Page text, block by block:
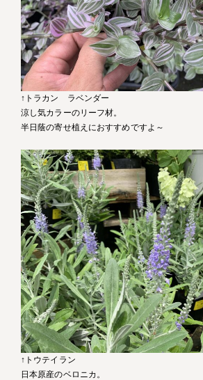
↑トラカン ラベンダー
涼し気カラーのリーフ材。
半日蔭の寄せ植えにおすすめですよ～
↑トウテイラン
日本原産のベロニカ。